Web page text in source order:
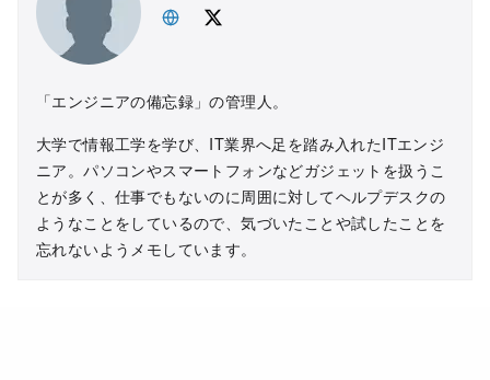
「エンジニアの備忘録」の管理人。
大学で情報工学を学び、IT業界へ足を踏み入れたITエンジ
ニア。パソコンやスマートフォンなどガジェットを扱うこ
とが多く、仕事でもないのに周囲に対してヘルプデスクの
ようなことをしているので、気づいたことや試したことを
忘れないようメモしています。